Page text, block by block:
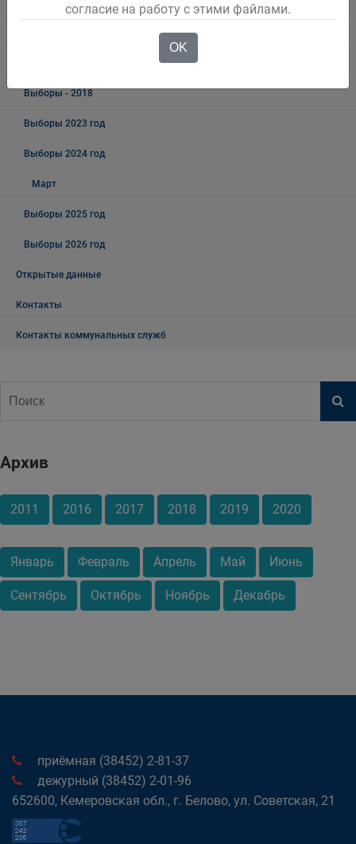
Выборы - 2018
Выборы 2023 год
Выборы 2024 год
Март
Выборы 2025 год
Выборы 2026 год
Открытые данные
Контакты
Контакты коммунальных служб
Архив
2011 2016 2017 2018 2019 2020
Январь Февраль Апрель Май Июнь
Сентябрь Октябрь Ноябрь Декабрь
приёмная (38452) 2-81-37
дежурный (38452) 2-01-96
652600, Кемеровская обл., г. Белово, ул. Советская, 21
согласие на работу с этими файлами.
OK